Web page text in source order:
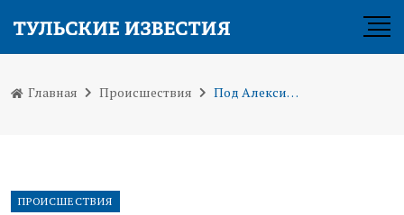
Главная Происшествия Под Алексиным обезвредили две гранаты
ПРОИСШЕСТВИЯ